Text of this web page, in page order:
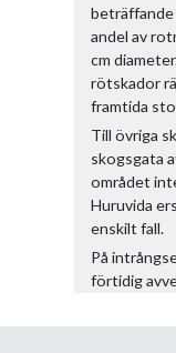
beträffande
andel av
cm
rötskador
framtida
Till övriga
skogsgata
området
Huruvida
enskilt fall.
På
förtidig